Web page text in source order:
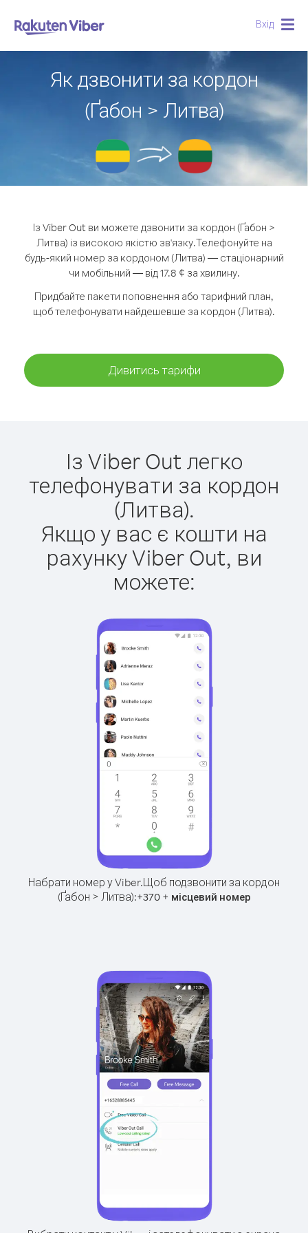
Вхід
Як дзвонити за кордон
(Ґабон > Литва)
Із Viber Out ви можете дзвонити за кордон (Ґабон >
Литва) із високою якістю зв'язку.Телефонуйте на
будь-який номер за кордоном (Литва) — стаціонарний
чи мобільний — від 17.8 ¢ за хвилину.
Придбайте пакети поповнення або тарифний план,
щоб телефонувати найдешевше за кордон (Литва).
Дивитись тарифи
Із Viber Out легко
телефонувати за кордон
(Литва).
Якщо у вас є кошти на
рахунку Viber Out, ви
можете:
Набрати номер у Viber.Щоб подзвонити за кордон
(Ґабон > Литва):+370+ місцевий номер